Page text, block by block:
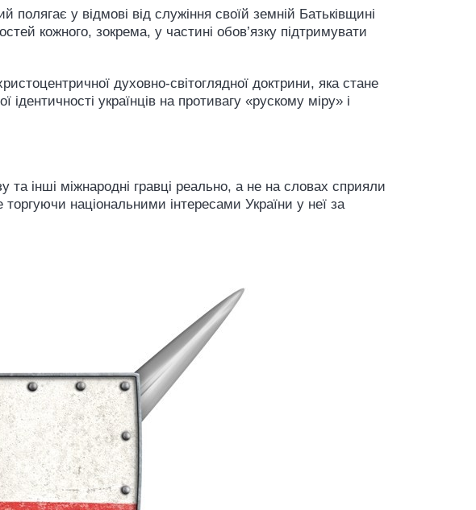
полягає у відмові від служіння своїй земній Батьківщині
кожного, зокрема, у частині обов’язку підтримувати
духовно-світоглядної доктрини, яка стане
українців на противагу «рускому міру» і
інші міжнародні гравці реально, а не на словах сприяли
національними інтересами України у неї за